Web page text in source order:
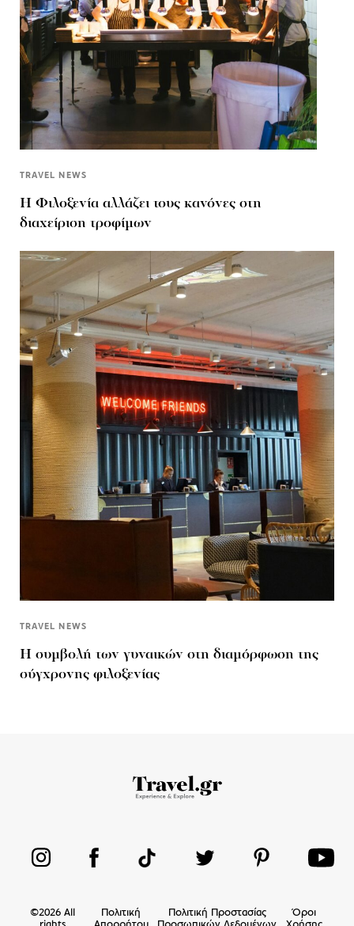
TRAVEL NEWS
Η Φιλοξενία αλλάζει τους κανόνες στη
διαχείριση τροφίμων
TRAVEL NEWS
Η συμβολή των γυναικών στη διαμόρφωση της
σύγχρονης φιλοξενίας
©2026 All
Πολιτική
Πολιτική Προστασίας
Όροι